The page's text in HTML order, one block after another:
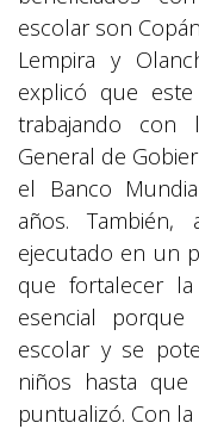
escolar son
Lempira y
explicó que
trabajando con
General de
el Banco
años.
ejecutado en un
que fortalecer
esencial
escolar y se
niños hasta que
puntualizó. Con